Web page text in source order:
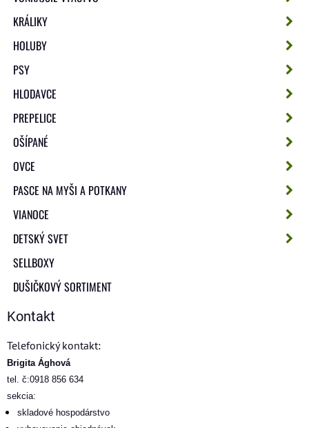
KRÁLIKY
HOLUBY
PSY
HLODAVCE
PREPELICE
OŠÍPANÉ
OVCE
PASCE NA MYŠI A POTKANY
VIANOCE
DETSKÝ SVET
SELLBOXY
DUŠIČKOVÝ SORTIMENT
Kontakt
Telefonický kontakt:
Brigita Ághová
tel. č:0918 856 634
sekcia:
skladové hospodárstvo